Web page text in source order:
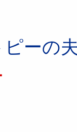
ピーの